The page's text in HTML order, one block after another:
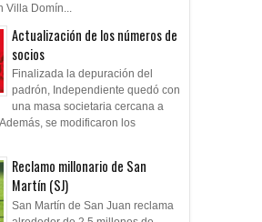
Villa Domín...
Actualización de los números de
socios
Finalizada la depuración del
padrón, Independiente quedó con
una masa societaria cercana a
se modificaron los
Reclamo millonario de San
Martín (SJ)
San Martín de San Juan reclama